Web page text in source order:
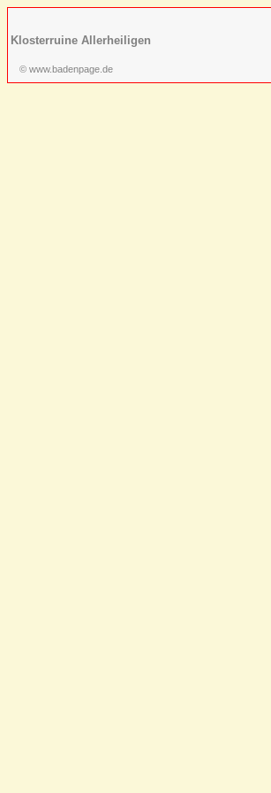
Klosterruine Allerheiligen
© www.badenpage.de